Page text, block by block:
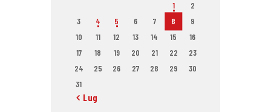
1
2
3
4 5 6 7 8
9
10
11 12 13 14 15
16
17
18 19 20 21 22
23
24
25 26 27 28 29
30
31
« Lug